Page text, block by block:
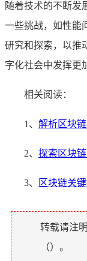
随着技术的不断发
一些挑战，如性能
研究和探索，以推
字化社会中发挥更
相关阅读：
1、 解析区块
2、 探索区块
3、 区块链关
转载请注
（）。